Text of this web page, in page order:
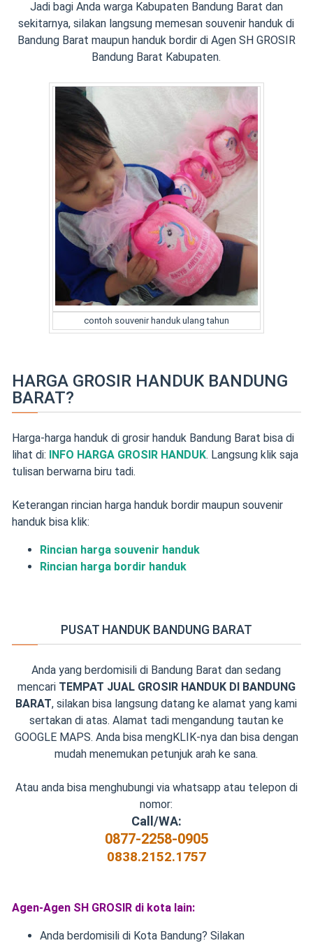
Jadi bagi Anda warga Kabupaten Bandung Barat dan
sekitarnya, silakan langsung memesan souvenir handuk di
Bandung Barat maupun handuk bordir di Agen SH GROSIR
Bandung Barat Kabupaten.
contoh souvenir handuk ulang tahun
HARGA GROSIR HANDUK BANDUNG
BARAT?
Harga-harga handuk di grosir handuk Bandung Barat bisa di
lihat di: INFO HARGA GROSIR HANDUK. Langsung klik saja
tulisan berwarna biru tadi.
Keterangan rincian harga handuk bordir maupun souvenir
handuk bisa klik:
Rincian harga souvenir handuk
Rincian harga bordir handuk
PUSAT HANDUK BANDUNG BARAT
Anda yang berdomisili di Bandung Barat dan sedang
mencari TEMPAT JUAL GROSIR HANDUK DI BANDUNG
BARAT, silakan bisa langsung datang ke alamat yang kami
sertakan di atas. Alamat tadi mengandung tautan ke
GOOGLE MAPS. Anda bisa mengKLIK-nya dan bisa dengan
mudah menemukan petunjuk arah ke sana.
Atau anda bisa menghubungi via whatsapp atau telepon di
nomor:
Call/WA:
0877-2258-0905
0838.2152.1757
Agen-Agen SH GROSIR di kota lain:
Anda berdomisili di Kota Bandung? Silakan